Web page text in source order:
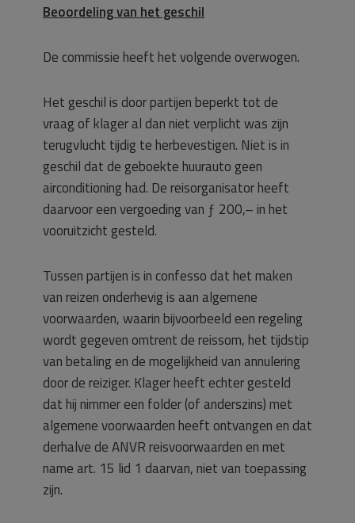
Beoordeling van het geschil
De commissie heeft het volgende overwogen.
Het geschil is door partijen beperkt tot de
vraag of klager al dan niet verplicht was zijn
terugvlucht tijdig te herbevestigen. Niet is in
geschil dat de geboekte huurauto geen
airconditioning had. De reisorganisator heeft
daarvoor een vergoeding van ƒ 200,– in het
vooruitzicht gesteld.
Tussen partijen is in confesso dat het maken
van reizen onderhevig is aan algemene
voorwaarden, waarin bijvoorbeeld een regeling
wordt gegeven omtrent de reissom, het tijdstip
van betaling en de mogelijkheid van annulering
door de reiziger. Klager heeft echter gesteld
dat hij nimmer een folder (of anderszins) met
algemene voorwaarden heeft ontvangen en dat
derhalve de ANVR reisvoorwaarden en met
name art. 15 lid 1 daarvan, niet van toepassing
zijn.